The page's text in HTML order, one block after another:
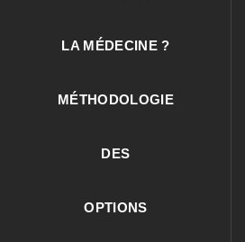
LA MÉDECINE ?
MÉTHODOLOGIE
DES
OPTIONS